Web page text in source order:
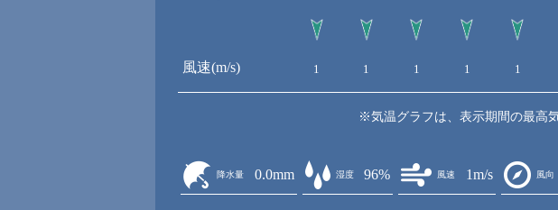
風速(m/s) 1 1 1 1 1
※気温グラフは、表示期間の最高
降水量 0.0mm 湿度 96% 風速 1m/s 風向